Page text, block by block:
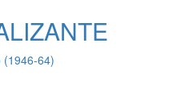
(1946-64)